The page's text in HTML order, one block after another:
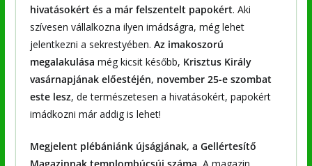
hivatásokért és a már felszentelt papokért. Aki
szívesen vállalkozna ilyen imádságra, még lehet
jelentkezni a sekrestyében. Az imakoszorú
megalakulása még kicsit később, Krisztus Király
vasárnapjának előestéjén, november 25-e szombat
este lesz, de természetesen a hivatásokért, papokért
imádkozni már addig is lehet!
Megjelent plébániánk újságjának, a Gellértesítő